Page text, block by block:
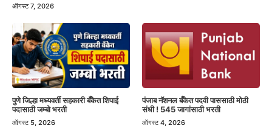
ऑगस्ट 7, 2026
पुणे जिल्हा मध्यवर्ती सहकारी बँकेत शिपाई
पदासाठी जम्बो भरती
ऑगस्ट 5, 2026
पंजाब नॅशनल बँकेत पदवी पाससाठी मोठी
संधी ! 545 जागांसाठी भरती
ऑगस्ट 4, 2026